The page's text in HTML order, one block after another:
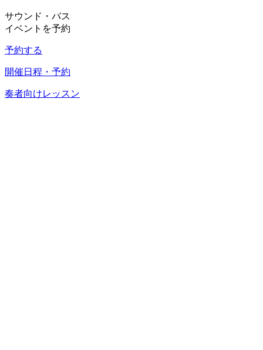
サウンド・バス
イベントを予約
予約する
開催日程・予約
奏者向けレッスン